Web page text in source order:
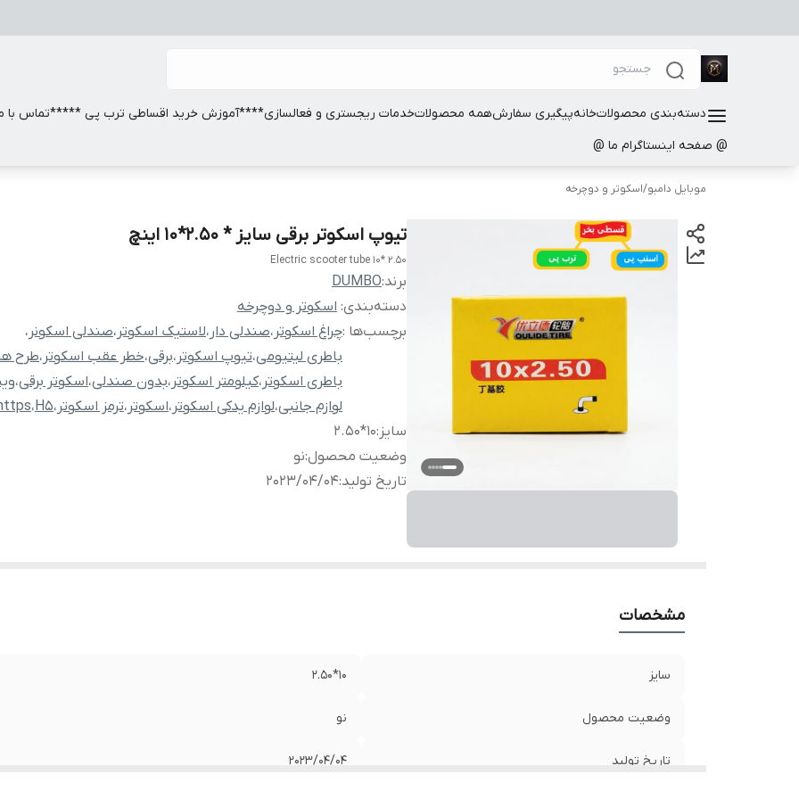
دسته‌بندی محصولاتخانهپیگیری سفارشهمه محصولاتخدمات ریجستری و فعالسازی****آموزش خرید اقساطی ترب پی *****تماس با
@ صفحه اینستاگرام ما @
موبایل دامبو/اسکوتر و دوچرخه
تیوپ اسکوتر برقی سایز * 2.50*10 اینچ
Electric scooter tube 10* 2.50
برند:DUMBO
دسته‌بندی: اسکوتر و دوچرخه
برچسب‌ها :چراغ اسکوتر ،صندلی دار ،لاستیک اسکوتر ،صندلی اسکونر ،
باطری لیتیومی،تیوپ اسکوتر ،برقی،خطر عقب اسکوتر ،طرح
باطری اسکوتر ،کیلومتر اسکوتر ،بدون صندلی،اسکوتر برقی،
لوازم جانبی،لوازم یدکی اسکوتر ،اسکوتر ،ترمز اسکوتر ،H5،
سایز :
10*2.50
وضعیت محصول:نو
تاریخ تولید:
2023/04/04
مشخصات
سایز 10*2.50
وضعیت محصول نو
تاریخ تولید 2023/04/04